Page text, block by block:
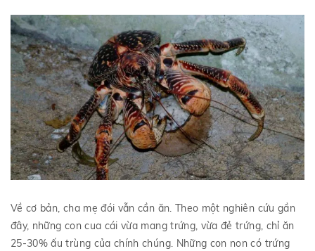
Về cơ bản, cha mẹ đói vẫn cần ăn. Theo một nghiên cứu gần
đây, những con cua cái vừa mang trứng, vừa đẻ trứng, chỉ ăn
25-30% ấu trùng của chính chúng. Những con non có trứng